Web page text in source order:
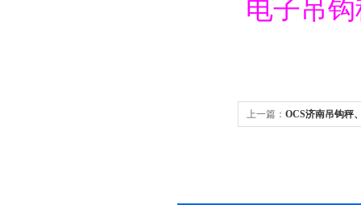
电子吊
上一篇： OCS济南吊钩秤